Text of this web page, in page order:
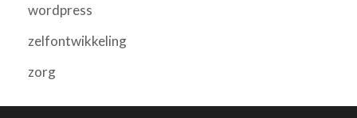
wordpress
zelfontwikkeling
zorg